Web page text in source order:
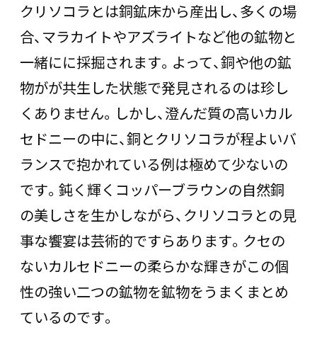
クリソコラとは銅鉱床から産出し、多くの場
合、マラカイトやアズライトなど他の鉱物と
一緒にに採掘されます。よって、銅や他の鉱
物がが共生した状態で発見されるのは珍し
くありません。しかし、澄んだ質の高いカル
セドニーの中に、銅とクリソコラが程よいバ
ランスで抱かれている例は極めて少ないの
です。鈍く輝くコッパーブラウンの自然銅
の美しさを生かしながら、クリソコラとの見
事な饗宴は芸術的ですらあります。クセの
ないカルセドニーの柔らかな輝きがこの個
性の強い二つの鉱物を鉱物をうまくまとめ
ているのです。